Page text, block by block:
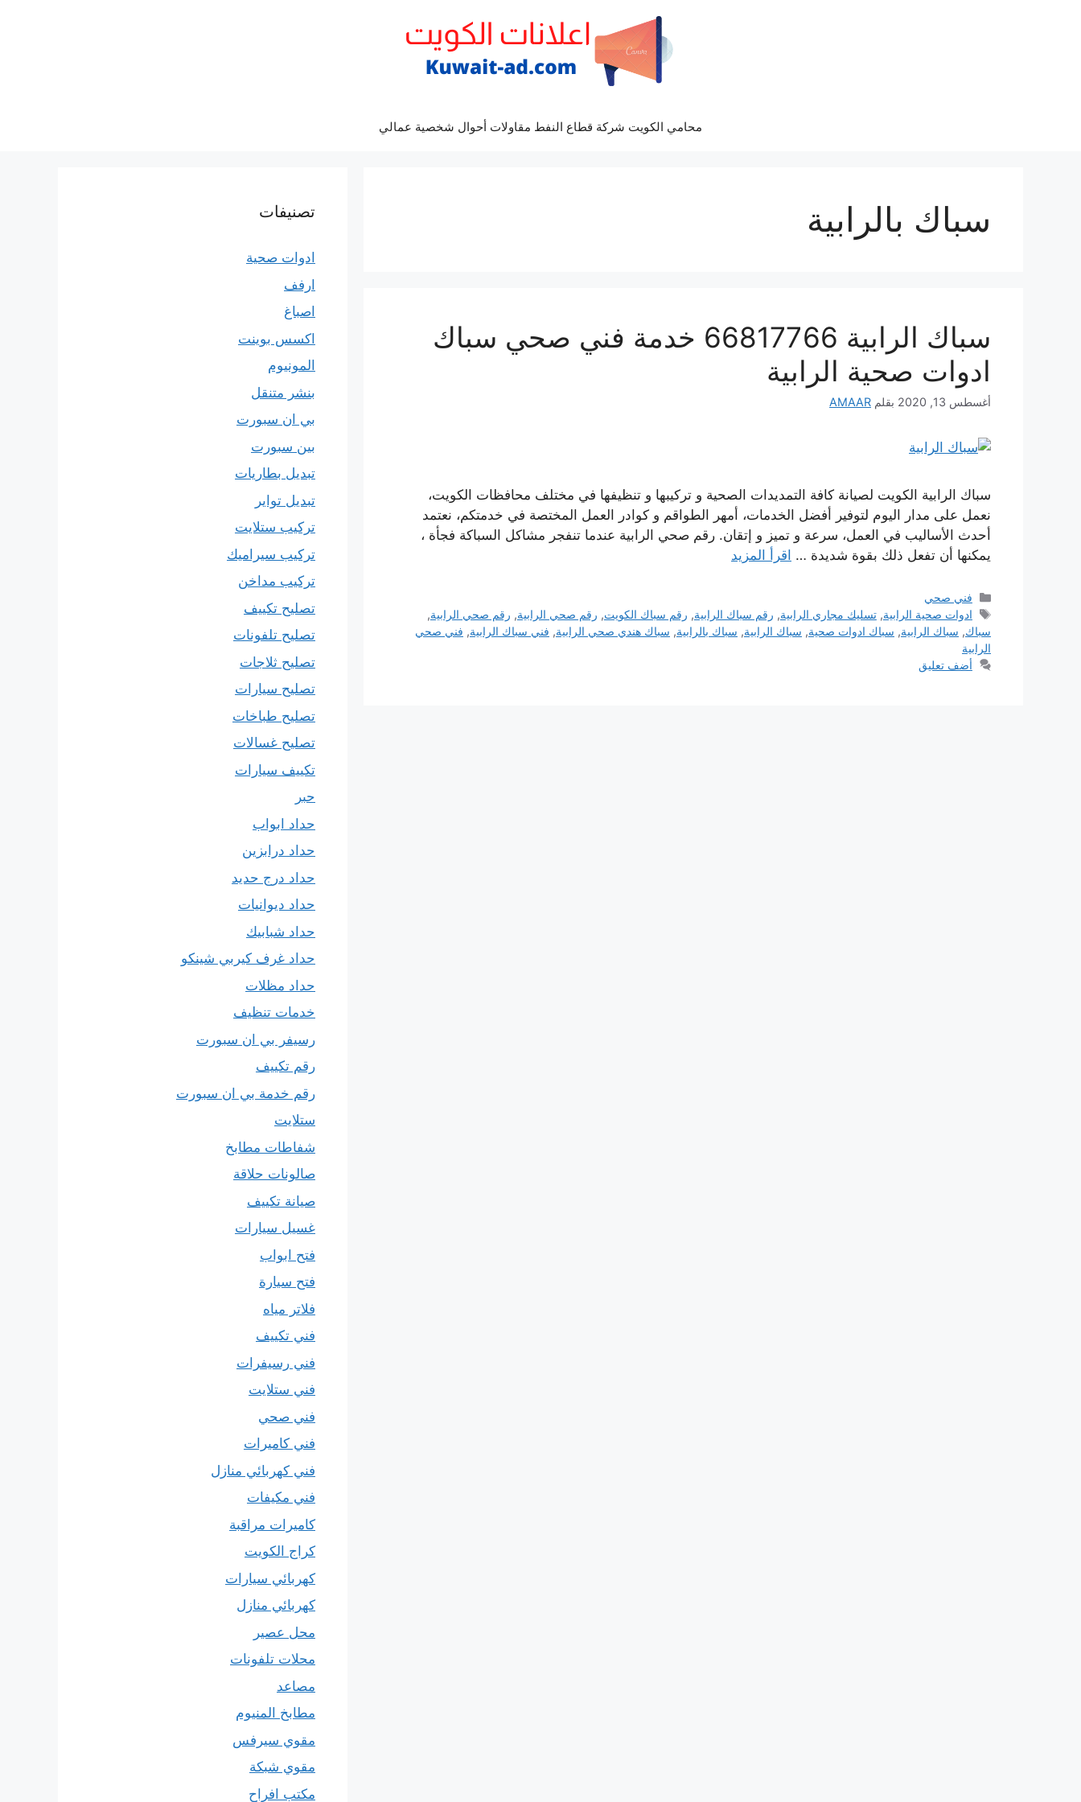
محامي الكويت شركة قطاع النفط مقاولات أحوال شخصية عمالي
سباك بالرابية
سباك الرابية 66817766 خدمة فني صحي سباك
ادوات صحية الرابية
أغسطس 13, 2020 بقلم AMAAR
سباك الرابية الكويت لصيانة كافة التمديدات الصحية و تركيبها و تنظيفها في مختلف محافظات الكويت،
نعمل على مدار اليوم لتوفير أفضل الخدمات، أمهر الطواقم و كوادر العمل المختصة في خدمتكم، نعتمد
أحدث الأساليب في العمل، سرعة و تميز و إتقان. رقم صحي الرابية عندما تنفجر مشاكل السباكة فجأة ،
يمكنها أن تفعل ذلك بقوة شديدة … اقرأ المزيد
التصنيفات
فني صحي
الوسوم
ادوات صحية الرابية,تسليك مجاري الرابية, رقم سباك الرابية, رقم سباك الكويت, رقم صحي الرابية, رقم صحي الرابية,
سباك, سباك الرابية, سباك ادوات صحية, سباك الرابية, سباك بالرابية, سباك هندي صحي الرابية, فني سباك الرابية, فني صحي
الرابية
أضف تعليق
تصنيفات
ادوات صحية
ارفف
اصباغ
اكسس بوينت
المونيوم
بنشر متنقل
بي ان سبورت
بين سبورت
تبديل بطاريات
تبديل تواير
تركيب ستلايت
تركيب سيراميك
تركيب مداخن
تصليح تكييف
تصليح تلفونات
تصليح ثلاجات
تصليح سيارات
تصليح طباخات
تصليح غسالات
تكييف سيارات
حبر
حداد ابواب
حداد درابزين
حداد درج حديد
حداد ديوانيات
حداد شبابيك
حداد غرف كيربي شينكو
حداد مظلات
خدمات تنظيف
رسيفر بي ان سبورت
رقم تكييف
رقم خدمة بي ان سبورت
ستلايت
شفاطات مطابخ
صالونات حلاقة
صيانة تكييف
غسيل سيارات
فتح ابواب
فتح سيارة
فلاتر مياه
فني تكييف
فني رسيفرات
فني ستلايت
فني صحي
فني كاميرات
فني كهربائي منازل
فني مكيفات
كاميرات مراقبة
كراج الكويت
كهربائي سيارات
كهربائي منازل
محل عصير
محلات تلفونات
مصاعد
مطابخ المنيوم
مقوي سيرفس
مقوي شبكة
مكتب افراح